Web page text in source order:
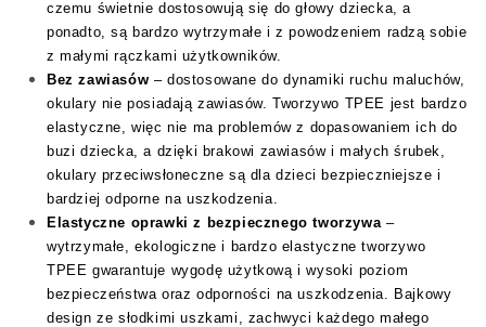
czemu świetnie dostosowują się do głowy dziecka, a
ponadto, są bardzo wytrzymałe i z powodzeniem radzą sobie
z małymi rączkami użytkowników.
Bez zawiasów – dostosowane do dynamiki ruchu maluchów,
okulary nie posiadają zawiasów. Tworzywo TPEE jest bardzo
elastyczne, więc nie ma problemów z dopasowaniem ich do
buzi dziecka, a dzięki brakowi zawiasów i małych śrubek,
okulary przeciwsłoneczne są dla dzieci bezpieczniejsze i
bardziej odporne na uszkodzenia.
Elastyczne oprawki z bezpiecznego tworzywa–
wytrzymałe, ekologiczne i bardzo elastyczne tworzywo
TPEE gwarantuje wygodę użytkową i wysoki poziom
bezpieczeństwa oraz odporności na uszkodzenia. Bajkowy
design ze słodkimi uszkami, zachwyci każdego małego